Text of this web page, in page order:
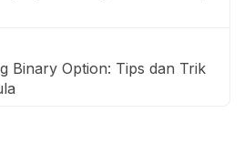
Binary Option: Tips dan Trik